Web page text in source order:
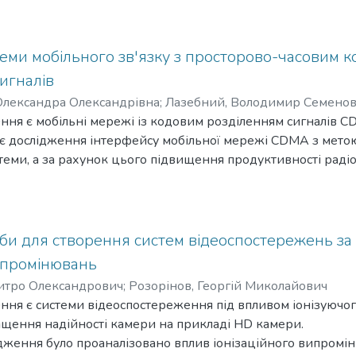
та двух онлайн платформ Audiotool та Soundation.
між ними.
мобільного зв'язку з просторово-часовим
Олександрівна; Лазебний, Володимир
є мобільні мережі із кодовим розділенням сигналів
дослідження інтерфейсу мобільної мережі CDMA з
а за рахунок цього підвищення продуктивності
обробленням сигналів.
щодо їх подолання для підвищення
кореляційним обробленням.
є інтерфейс мобільної мережі з просторово-
теоретичний із застосуванням основних положення
оброблення сигналів, теорії електрозв'язку, теорії
порівняльний аналіз для виявлення недоліків та їх
для переходу від КОС до ПЧ-КОС, а також апарат
для створення систем відеоспостережень
Олександрович; Розорінов, Георгій Миколайович
є системи відеоспостереження під впливом
надійності камери на прикладі HD камери.
було проаналізовано вплив іонізаційного